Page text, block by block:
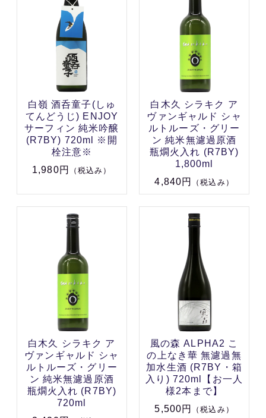
白嶺 酒呑童子(しゅ
てんどうじ) ENJOY
サーフィン 純米吟醸
(R7BY) 720ml ※開
栓注意※
1,980円
（税込み）
白木久 シラキク ア
ヴァンギャルド シャ
ルトルーズ・グリー
ン 純米無濾過原酒
瓶燗火入れ (R7BY)
1,800ml
4,840円
（税込み）
白木久 シラキク ア
ヴァンギャルド シャ
ルトルーズ・グリー
ン 純米無濾過原酒
瓶燗火入れ (R7BY)
720ml
風の森 ALPHA2 こ
の上なき華 無濾過無
加水生酒 (R7BY・箱
入り) 720ml【お一人
様2本まで】
5,500円
（税込み）